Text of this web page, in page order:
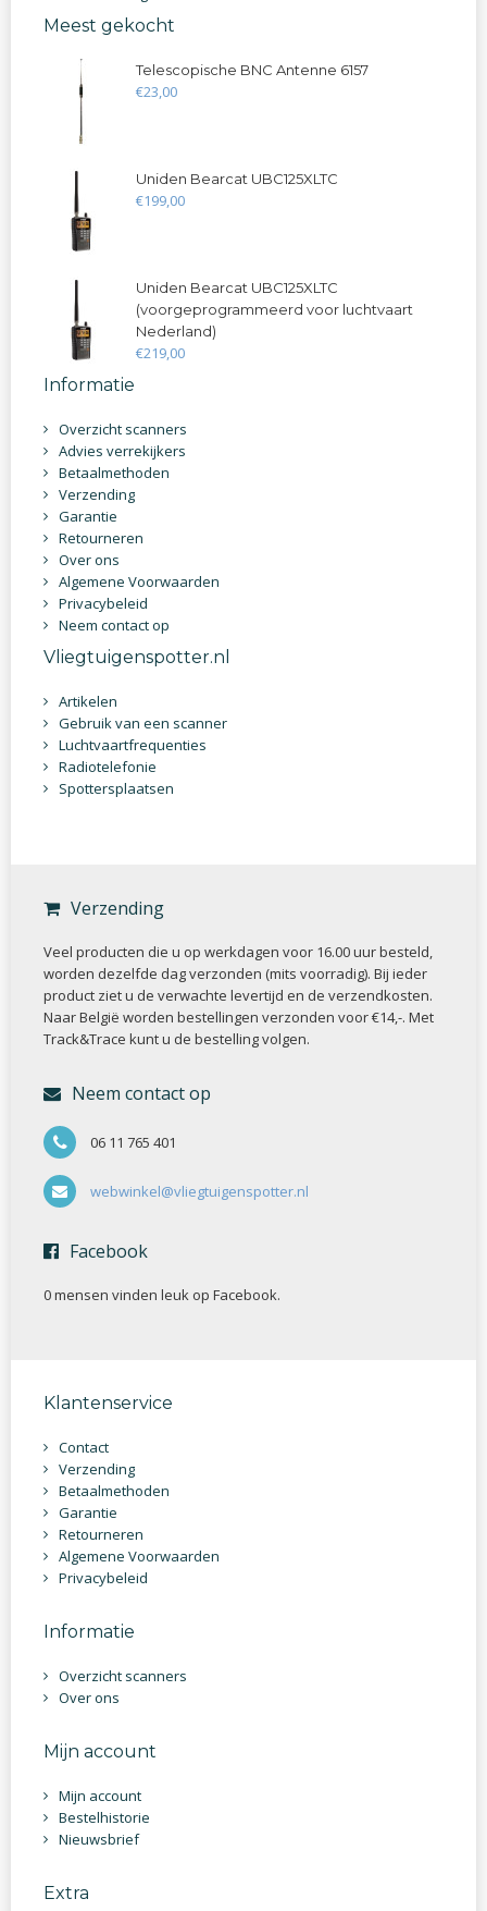
Meest gekocht
Telescopische BNC Antenne 6157
€23,00
Uniden Bearcat UBC125XLTC
€199,00
Uniden Bearcat UBC125XLTC
(voorgeprogrammeerd voor luchtvaart
Nederland)
€219,00
Informatie
Overzicht scanners
Advies verrekijkers
Betaalmethoden
Verzending
Garantie
Retourneren
Over ons
Algemene Voorwaarden
Privacybeleid
Neem contact op
Vliegtuigenspotter.nl
Artikelen
Gebruik van een scanner
Luchtvaartfrequenties
Radiotelefonie
Spottersplaatsen
Verzending
Veel producten die u op werkdagen voor 16.00 uur besteld,
worden dezelfde dag verzonden (mits voorradig). Bij ieder
product ziet u de verwachte levertijd en de verzendkosten.
Naar België worden bestellingen verzonden voor €14,-. Met
Track&Trace kunt u de bestelling volgen.
Neem contact op
06 11 765 401
webwinkel@vliegtuigenspotter.nl
Facebook
0 mensen vinden leuk op Facebook.
Klantenservice
Contact
Verzending
Betaalmethoden
Garantie
Retourneren
Algemene Voorwaarden
Privacybeleid
Informatie
Overzicht scanners
Over ons
Mijn account
Mijn account
Bestelhistorie
Nieuwsbrief
Extra